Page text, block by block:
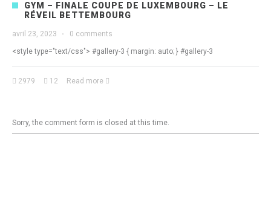
GYM – FINALE COUPE DE LUXEMBOURG – LE
RÉVEIL BETTEMBOURG
avril 23, 2023 · 0 comments
<style type="text/css"> #gallery-3 { margin: auto; } #gallery-3
2979 12 Read more
Sorry, the comment form is closed at this time.